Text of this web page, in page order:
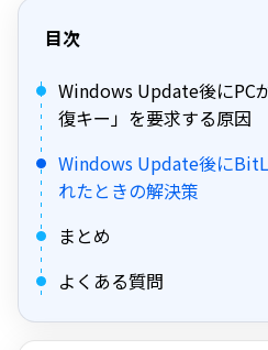
目次
Windows Update後にPC
復キー」を要求する原因
Windows Update後に
れたときの解決策
まとめ
よくある質問